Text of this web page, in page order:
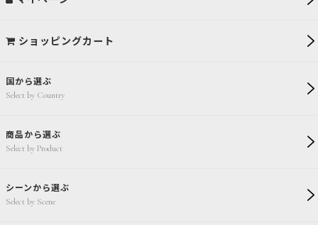
国から選ぶ
Select by Country
商品から選ぶ
Select by Product
シーンから選ぶ
Select by Scene
ショッピングカート